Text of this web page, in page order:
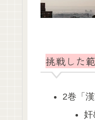
挑戦した
2巻「
奸